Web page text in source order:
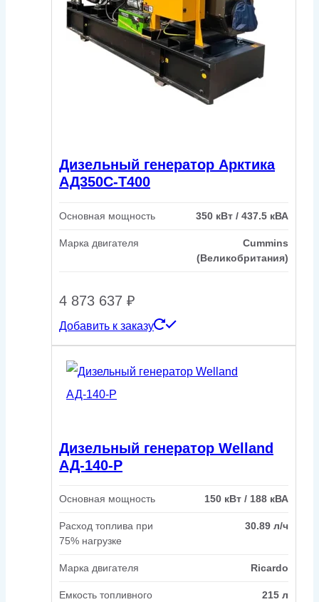
Дизельный генератор Арктика
АД350С-Т400
Основная мощность 350 кВт / 437.5 кВА
Марка двигателя
Cummins
(Великобритания)
4 873 637 ₽
Добавить к заказу
Дизельный генератор Welland
АД-140-Р
Основная мощность 150 кВт / 188 кВА
Расход топлива при
75% нагрузке
30.89 л/ч
Марка двигателя Ricardo
Емкость топливного
215 л